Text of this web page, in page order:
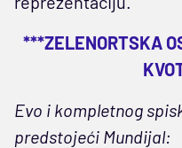
***ZELENORTSKA
Evo i kompletnog
predstojeći Mundijal: